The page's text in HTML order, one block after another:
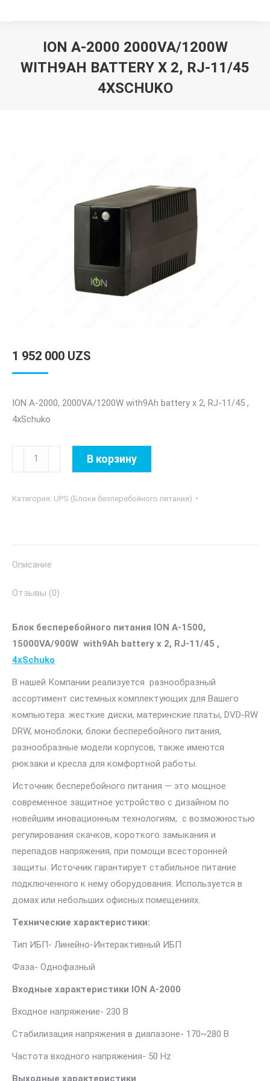
ION A-2000 2000VA/1200W
WITH9AH BATTERY Х 2, RJ-11/45
4XSCHUKO
1 952 000 UZS
ION A-2000, 2000VA/1200W with9Ah battery х 2, RJ-11/45 ,
4xSchuko
Количество
товара
A-
battery
2,
11/45
4xSchuko
В корзину
Категория: UPS (Блоки безперебойного питания)
Описание
Отзывы (0)
Блок бесперебойного питания ION A-1500,
15000VA/900W with9Ah battery х 2, RJ-11/45 ,
4xSchuko
В нашей Компании реализуется разнообразный
ассортимент системных комплектующих для Вашего
компьютера: жесткие диски, материнские платы, DVD-RW
DRW, моноблоки, блоки бесперебойного питания,
разнообразные модели корпусов, также имеются
рюкзаки и кресла для комфортной работы.
Источник бесперебойного питания — это мощное
современное защитное устройство с дизайном по
новейшим иновационным технологиям, с возможностью
регулирования скачков, короткого замыкания и
перепадов напряжения, при помощи всесторонней
защиты. Источник гарантирует стабильное питание
подключенного к нему оборудования. Используется в
домах или небольших офисных помещениях.
Технические характеристики:
Тип ИБП- Линейно-Интерактивный ИБП
Фаза- Однофазный
Входные характеристики ION A-2000
Входное напряжение- 230 В
Стабилизация напряжения в диапазоне- 170~280 В
Частота входного напряжения- 50 Hz
Выходные характеристики